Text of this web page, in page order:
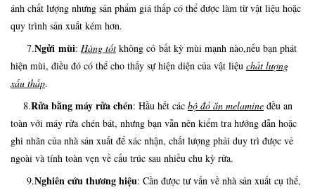
ánh chất lượng nhưng sản phẩm giá thấp có thể được làm từ vật liệu hoặc
quy trình sản xuất kém hơn.
7.Ngửi mùi: Hàng tốt không có bất kỳ mùi mạnh nào,nếu bạn phát
hiện mùi, điều đó có thể cho thấy sự hiện diện của vật liệu chất lượng
xấu thấp.
8.Rửa bằng máy rửa chén: Hầu hết các bộ đồ ăn melamine đều an
toàn với máy rửa chén bát, nhưng bạn vẫn nên kiểm tra hướng dẫn hoặc
ghi nhãn của nhà sản xuất để xác nhận, chất lượng phải duy trì được vẻ
ngoài và tính toàn vẹn về cấu trúc sau nhiều chu kỳ rửa.
9.Nghiên cứu thương hiệu: Cần được tư vấn về nhà sản xuất cụ thể,